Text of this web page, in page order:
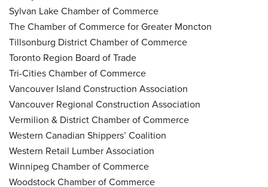
Sylvan Lake Chamber of Commerce
The Chamber of Commerce for Greater Moncton
Tillsonburg District Chamber of Commerce
Toronto Region Board of Trade
Tri-Cities Chamber of Commerce
Vancouver Island Construction Association
Vancouver Regional Construction Association
Vermilion & District Chamber of Commerce
Western Canadian Shippers’ Coalition
Western Retail Lumber Association
Winnipeg Chamber of Commerce
Woodstock Chamber of Commerce